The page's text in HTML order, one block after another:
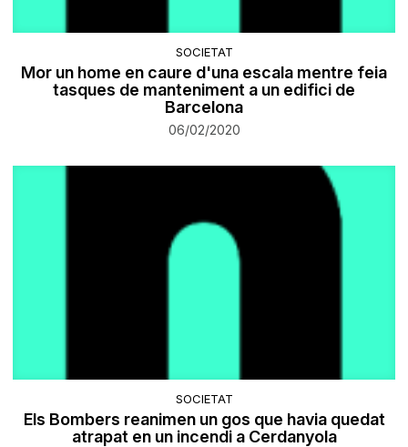
SOCIETAT
Mor un home en caure d'una escala mentre feia
tasques de manteniment a un edifici de
Barcelona
06/02/2020
SOCIETAT
Els Bombers reanimen un gos que havia quedat
atrapat en un incendi a Cerdanyola